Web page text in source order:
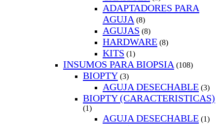
ADAPTADORES PARA
AGUJA (8)
AGUJAS (8)
HARDWARE (8)
KITS (1)
INSUMOS PARA BIOPSIA (108)
BIOPTY (3)
AGUJA DESECHABLE (3)
BIOPTY (CARACTERISTICAS)
(1)
AGUJA DESECHABLE (1)